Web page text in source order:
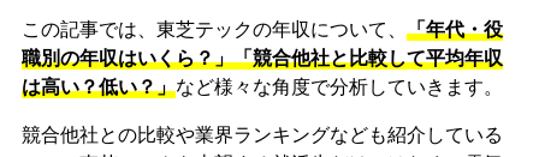
この記事では、東芝テックの年収について、 「年代・役
職別の年収はいくら？」「競合他社と比較して平均年収
は高い？低い？」など様々な角度で分析していきます。
競合他社との比較や業界ランキングなども紹介している